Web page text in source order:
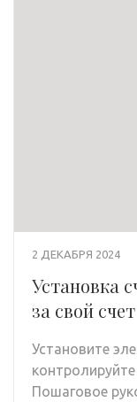
2 ДЕКАБРЯ 2024
Установка
за свой счет
Установите
Пошаговое